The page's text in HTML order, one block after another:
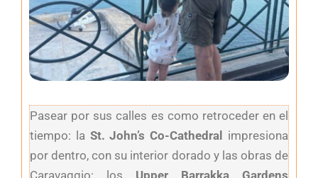
Pasear por sus calles es como retroceder en el
tiempo: la St. John’s Co-Cathedral impresiona
por dentro, con su interior dorado y las obras de
Caravaggio; los Upper Barrakka Gardens